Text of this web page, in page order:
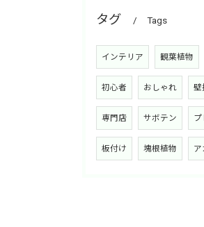
タグ Tags
インテリア 観葉植物
初心者 おしゃれ 壁
専門店 サボテン プ
板付け 塊根植物 ア